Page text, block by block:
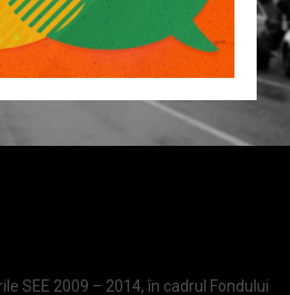
SEE 2009 – 2014, în cadrul Fondului